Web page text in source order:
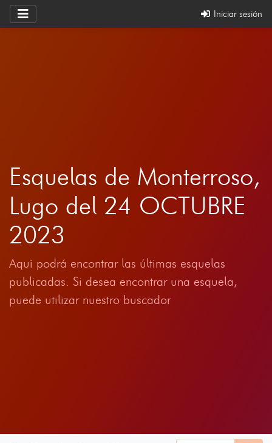
Iniciar sesión
Esquelas de Monterroso,
Lugo del 24 OCTUBRE
2023
Aqui podrá encontrar las últimas esquelas
publicadas. Si desea encontrar una esquela,
puede utilizar nuestro buscador